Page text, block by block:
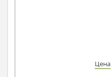
Цена